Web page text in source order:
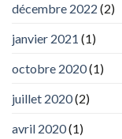
décembre 2022 (2)
janvier 2021 (1)
octobre 2020(1)
juillet 2020(2)
avril 2020(1)